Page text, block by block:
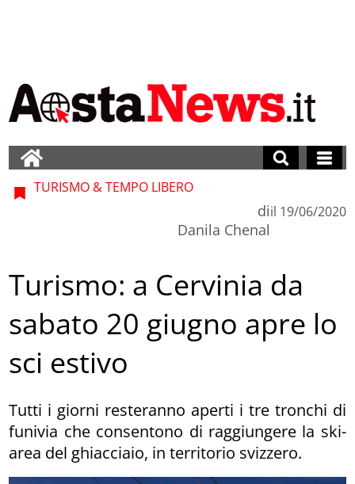
TURISMO & TEMPO LIBERO
di
Danila Chenal
il 19/06/2020
Turismo: a Cervinia da
sabato 20 giugno apre lo
sci estivo
Tutti i giorni resteranno aperti i tre tronchi di
funivia che consentono di raggiungere la ski-
area del ghiacciaio, in territorio svizzero.